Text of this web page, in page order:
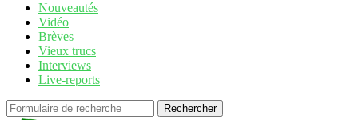
Nouveautés
Vidéo
Brèves
Vieux trucs
Interviews
Live-reports
Rechercher